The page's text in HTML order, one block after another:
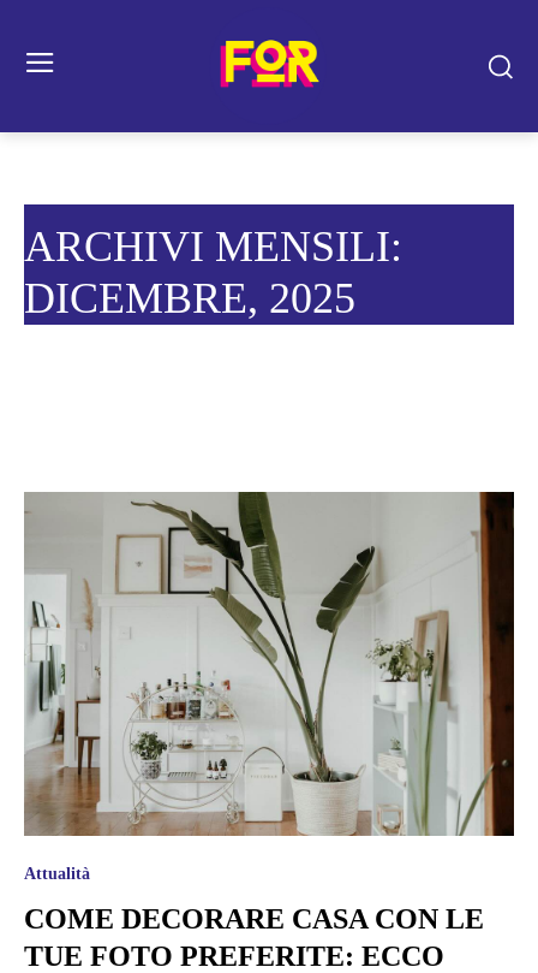
ARCHIVI MENSILI:
DICEMBRE, 2025
Attualità
COME DECORARE CASA CON LE
TUE FOTO PREFERITE: ECCO